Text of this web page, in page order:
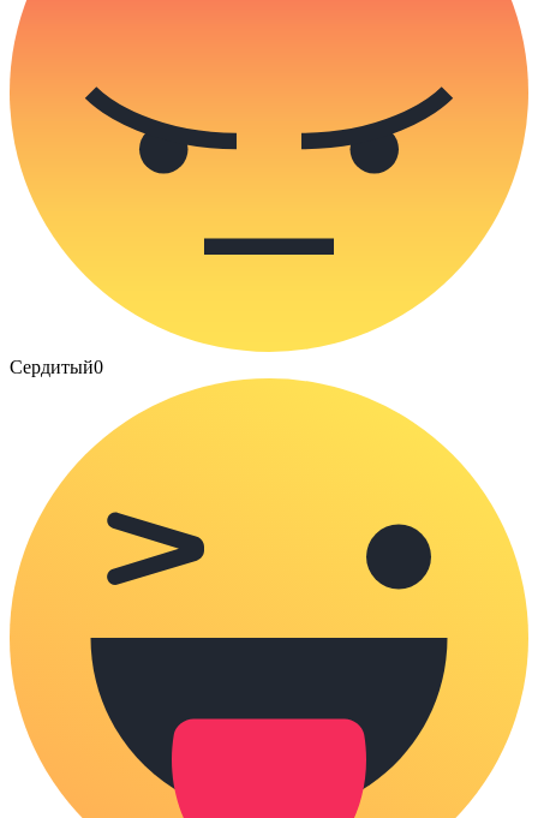
Сердитый0